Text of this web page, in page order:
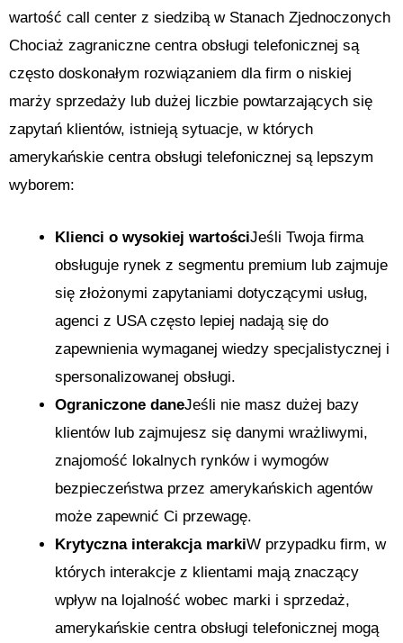
wartość call center z siedzibą w Stanach Zjednoczonych
Chociaż zagraniczne centra obsługi telefonicznej są
często doskonałym rozwiązaniem dla firm o niskiej
marży sprzedaży lub dużej liczbie powtarzających się
zapytań klientów, istnieją sytuacje, w których
amerykańskie centra obsługi telefonicznej są lepszym
wyborem:
Klienci o wysokiej wartościJeśli Twoja firma
obsługuje rynek z segmentu premium lub zajmuje
się złożonymi zapytaniami dotyczącymi usług,
agenci z USA często lepiej nadają się do
zapewnienia wymaganej wiedzy specjalistycznej i
spersonalizowanej obsługi.
Ograniczone daneJeśli nie masz dużej bazy
klientów lub zajmujesz się danymi wrażliwymi,
znajomość lokalnych rynków i wymogów
bezpieczeństwa przez amerykańskich agentów
może zapewnić Ci przewagę.
Krytyczna interakcja markiW przypadku firm, w
których interakcje z klientami mają znaczący
wpływ na lojalność wobec marki i sprzedaż,
amerykańskie centra obsługi telefonicznej mogą